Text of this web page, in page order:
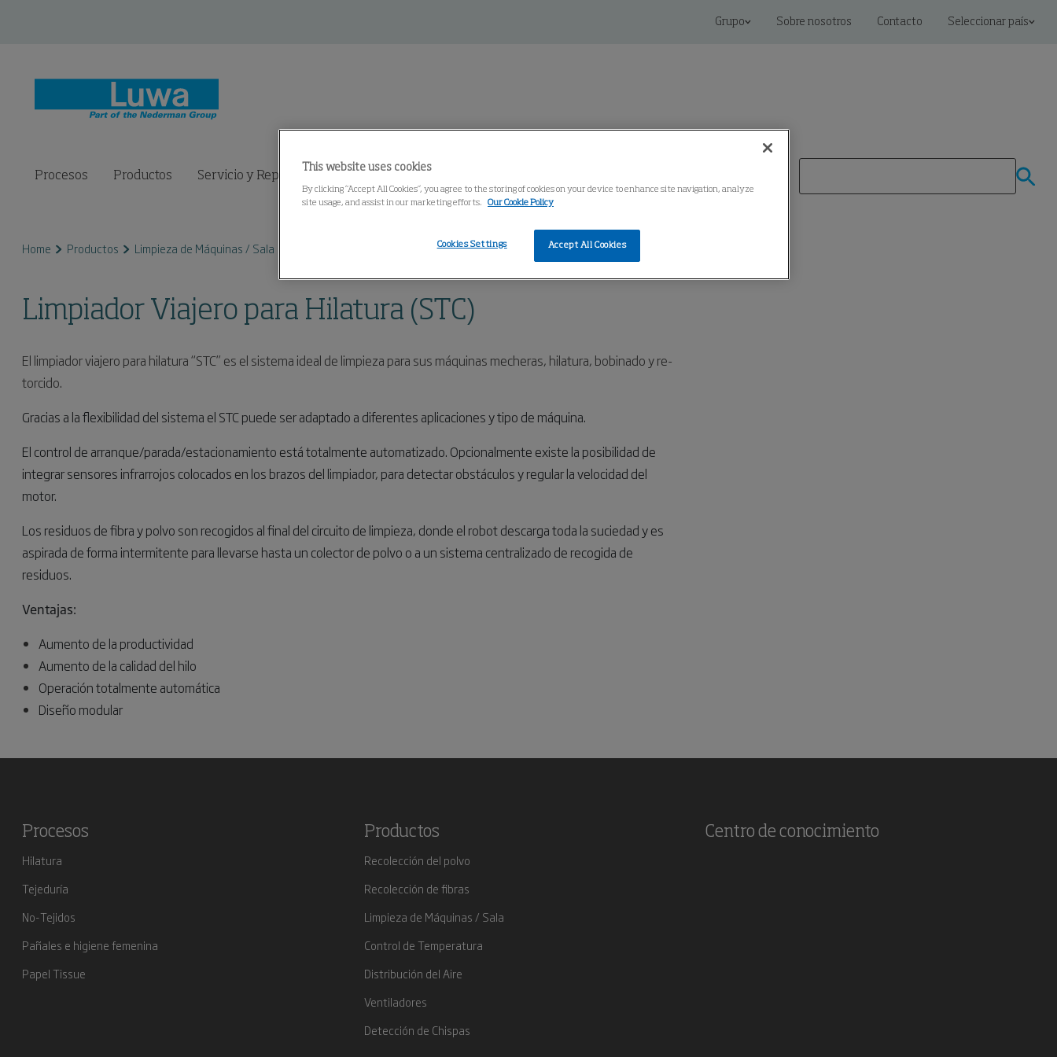
Grupo Sobre nosotros Contacto Seleccionar país
Procesos Productos Servicio y Repuestos
Home Productos Limpieza de Máquinas / Sala Limpiador Viajero para Hilatura (STC)
Limpiador Viajero para Hilatura (STC)
El limpiador viajero para hilatura “STC” es el sistema ideal de limpieza para sus máquinas mecheras, hilatura, bobinado y re-
torcido.
Gracias a la flexibilidad del sistema el STC puede ser adaptado a diferentes aplicaciones y tipo de máquina.
El control de arranque/parada/estacionamiento está totalmente automatizado. Opcionalmente existe la posibilidad de
integrar sensores infrarrojos colocados en los brazos del limpiador, para detectar obstáculos y regular la velocidad del
motor.
Los residuos de fibra y polvo son recogidos al final del circuito de limpieza, donde el robot descarga toda la suciedad y es
aspirada de forma intermitente para llevarse hasta un colector de polvo o a un sistema centralizado de recogida de
residuos.
Ventajas:
Aumento de la productividad
Aumento de la calidad del hilo
Operación totalmente automática
Diseño modular
Procesos
Hilatura
Tejeduría
No-Tejidos
Pañales e higiene femenina
Papel Tissue
Productos
Recolección del polvo
Recolección de fibras
Limpieza de Máquinas / Sala
Control de Temperatura
Distribución del Aire
Ventiladores
Detección de Chispas
Centro de conocimiento
This website uses cookies
By clicking “Accept All Cookies”, you agree to the storing of cookies on your device to enhance site navigation, analyze
site usage, and assist in our marketing efforts.
Our Cookie Policy
Accept All Cookies
Cookies Settings